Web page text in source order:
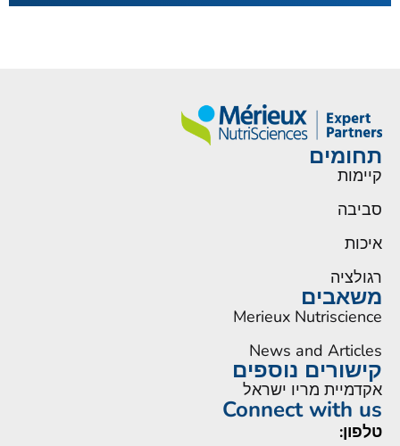
תחומים
קיימות
סביבה
איכות
רגולציה
משאבים
Merieux Nutriscience
News and Articles
קישורים נוספים
אקדמיית מריו ישראל
Connect with us
טלפון: